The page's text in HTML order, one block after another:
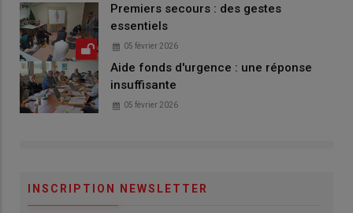
Premiers secours : des gestes
essentiels
05 février 2026
Aide fonds d'urgence : une réponse
insuffisante
05 février 2026
INSCRIPTION NEWSLETTER